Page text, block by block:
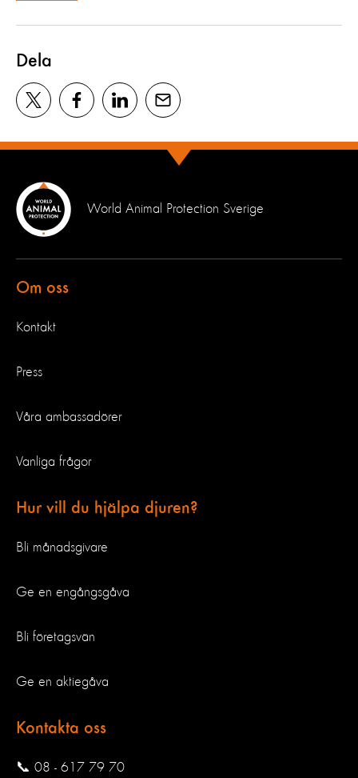
Dela
World Animal Protection Sverige
Om oss
Kontakt
Press
Våra ambassadörer
Vanliga frågor
Hur vill du hjälpa djuren?
Bli månadsgivare
Ge en engångsgåva
Bli företagsvän
Ge en aktiegåva
Kontakta oss
📞 08 - 617 79 70